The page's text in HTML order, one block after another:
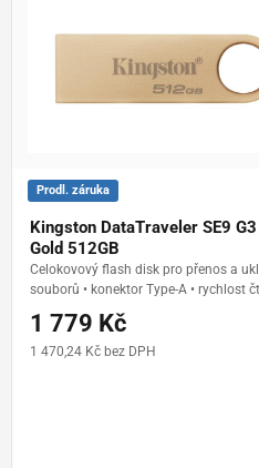
Prodl. záruka
Kingston DataTraveler SE9 G3
Gold 512GB
Celokovový flash disk pro přenos a
souborů • konektor Type-A • rychlost
až 220 MB/s a zápisu až 100 MB/s •
kompaktní provedení s očkem na klíče •
zlaté provedení
1 779 Kč
1 470,24 Kč bez DPH